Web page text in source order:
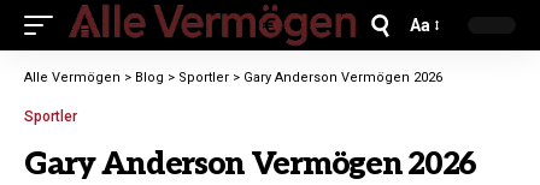
Aa
Alle Vermögen > Blog > Sportler > Gary Anderson Vermögen 2026
Sportler
Gary Anderson Vermögen 2026